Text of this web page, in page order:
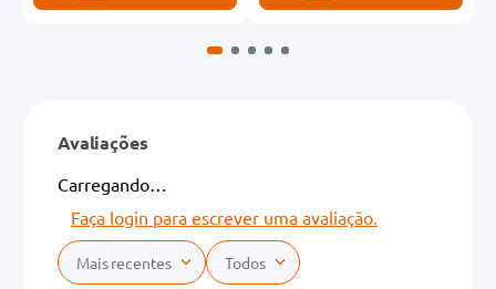
Avaliações
Carregando…
Faça login para escrever uma avaliação.
Mais recentes Todos